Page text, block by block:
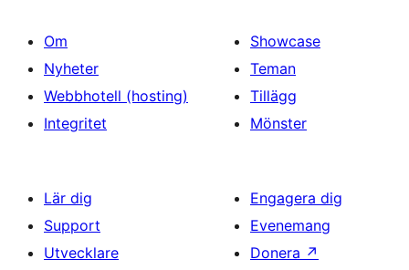
Om
Nyheter
Webbhotell (hosting)
Integritet
Showcase
Teman
Tillägg
Mönster
Lär dig
Support
Utvecklare
Engagera dig
Evenemang
Donera ↗